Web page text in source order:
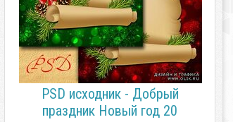
PSD исходник - Добрый
праздник Новый год 20